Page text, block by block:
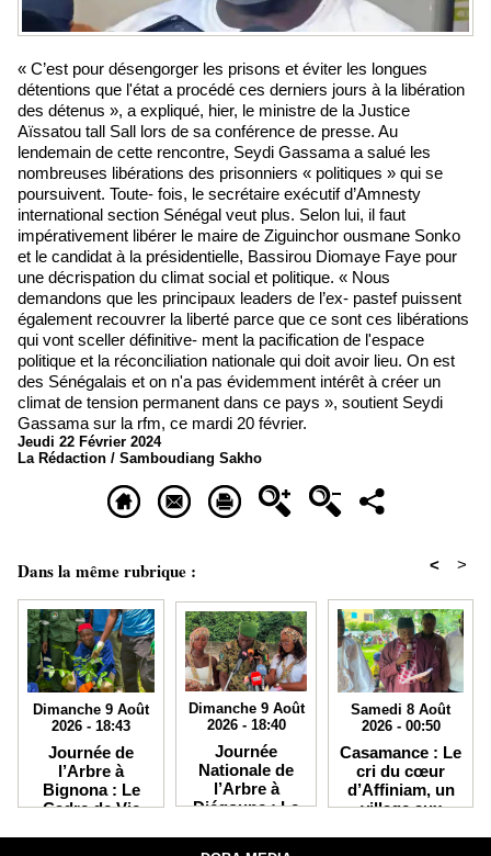
« C’est pour désengorger les prisons et éviter les longues
détentions que l'état a procédé ces derniers jours à la libération
des détenus », a expliqué, hier, le ministre de la Justice
Aïssatou tall Sall lors de sa conférence de presse. Au
lendemain de cette rencontre, Seydi Gassama a salué les
nombreuses libérations des prisonniers « politiques » qui se
poursuivent. Toute- fois, le secrétaire exécutif d’Amnesty
international section Sénégal veut plus. Selon lui, il faut
impérativement libérer le maire de Ziguinchor ousmane Sonko
et le candidat à la présidentielle, Bassirou Diomaye Faye pour
une décrispation du climat social et politique. « Nous
demandons que les principaux leaders de l’ex- pastef puissent
également recouvrer la liberté parce que ce sont ces libérations
qui vont sceller définitive- ment la pacification de l'espace
politique et la réconciliation nationale qui doit avoir lieu. On est
des Sénégalais et on n'a pas évidemment intérêt à créer un
climat de tension permanent dans ce pays », soutient Seydi
Gassama sur la rfm, ce mardi 20 février.
Jeudi 22 Février 2024
La Rédaction / Samboudiang Sakho
Dans la même rubrique : < >
Dimanche 9 Août
2026 - 18:43
Journée de
l’Arbre à
Bignona : Le
Cadre de Vie
Dimanche 9 Août
2026 - 18:40
Journée
Nationale de
l’Arbre à
Diégoune : Le
Samedi 8 Août
2026 - 00:50
Casamance : Le
cri du cœur
d’Affiniam, un
village aux